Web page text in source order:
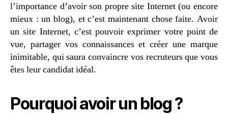
l’importance d’avoir son propre site Internet (ou encore
mieux : un blog), et c’est maintenant chose faite. Avoir
un site Internet, c’est pouvoir exprimer votre point de
vue, partager vos connaissances et créer une marque
inimitable, qui saura convaincre vos recruteurs que vous
êtes leur candidat idéal.
Pourquoi avoir un blog ?